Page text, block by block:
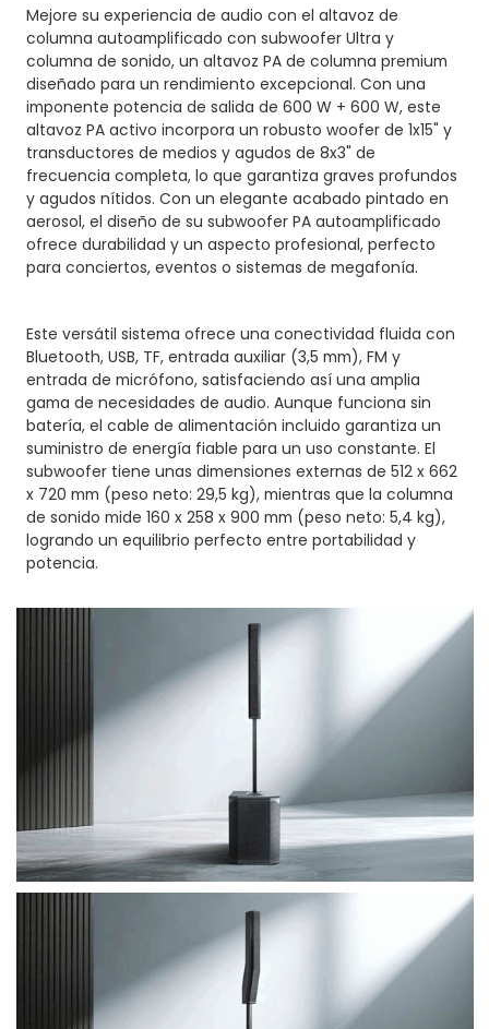
Mejore su experiencia de audio con el altavoz de
columna autoamplificado con subwoofer Ultra y
columna de sonido, un altavoz PA de columna premium
diseñado para un rendimiento excepcional. Con una
imponente potencia de salida de 600 W + 600 W, este
altavoz PA activo incorpora un robusto woofer de 1x15" y
transductores de medios y agudos de 8x3" de
frecuencia completa, lo que garantiza graves profundos
y agudos nítidos. Con un elegante acabado pintado en
aerosol, el diseño de su subwoofer PA autoamplificado
ofrece durabilidad y un aspecto profesional, perfecto
para conciertos, eventos o sistemas de megafonía.
Este versátil sistema ofrece una conectividad fluida con
Bluetooth, USB, TF, entrada auxiliar (3,5 mm), FM y
entrada de micrófono, satisfaciendo así una amplia
gama de necesidades de audio. Aunque funciona sin
batería, el cable de alimentación incluido garantiza un
suministro de energía fiable para un uso constante. El
subwoofer tiene unas dimensiones externas de 512 x 662
x 720 mm (peso neto: 29,5 kg), mientras que la columna
de sonido mide 160 x 258 x 900 mm (peso neto: 5,4 kg),
logrando un equilibrio perfecto entre portabilidad y
potencia.